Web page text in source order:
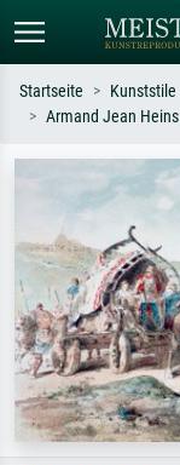
Suchen Sie nach
oder Stilen – z.B.
Sternennacht,
Hokusai, Akt.
Startseite Kunststile
Armand Jean Heins